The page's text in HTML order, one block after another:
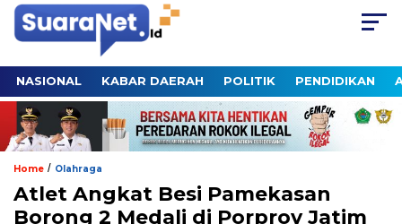
NASIONAL KABAR DAERAH POLITIK PENDIDIKAN
Home / Olahraga
Atlet Angkat Besi Pamekasan
Borong 2 Medali di Porprov Jatim